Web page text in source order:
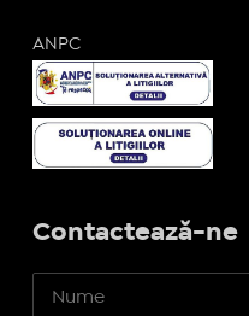
ANPC
Contactează-ne